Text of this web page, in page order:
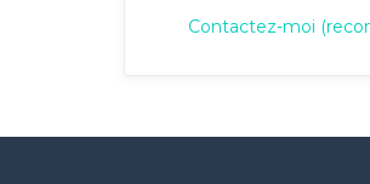
experience with me
Contactez-moi